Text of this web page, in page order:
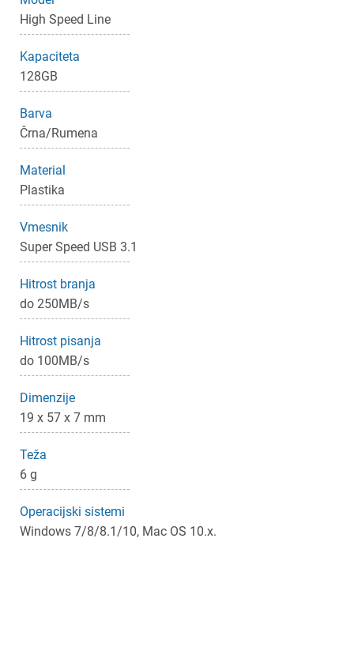
High Speed Line
Kapaciteta
128GB
Barva
Črna/Rumena
Material
Plastika
Vmesnik
Super Speed USB 3.1
Hitrost branja
do 250MB/s
Hitrost pisanja
do 100MB/s
Dimenzije
19 x 57 x 7 mm
Teža
6 g
Operacijski sistemi
Windows 7/8/8.1/10, Mac OS 10.x.
Prijava
Za dodajanje na seznam želja morate biti prijavljeni.
Prekliči